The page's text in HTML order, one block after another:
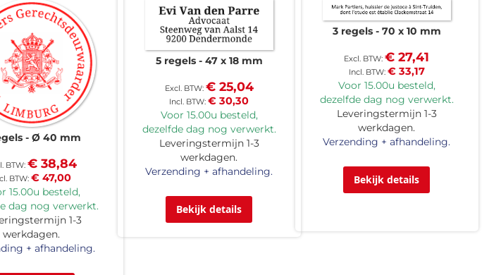
Ø 40 mm
€ 47,00
€ 38,84
15.00u besteld,
dag nog verwerkt.
1-3
werkdagen.
+ afhandeling.
5 regels 47 x 18 mm
€ 30,30
€ 25,04
Voor 15.00u besteld,
dezelfde dag nog verwerkt.
Leveringstermijn 1-3
werkdagen.
Verzending + afhandeling.
Bekijk details
3 regels 70 x 10 mm
€ 33,17
€ 27,41
Voor 15.00u besteld,
dezelfde dag nog verwerkt.
Leveringstermijn 1-3
werkdagen.
Verzending + afhandeling.
Bekijk details